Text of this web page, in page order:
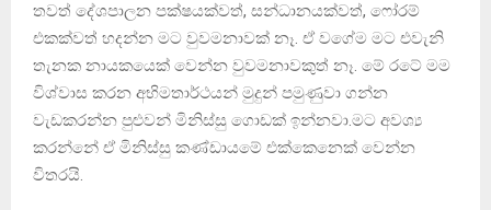
තවත් දේශපාලන පක්ෂයක්වත්, සන්ධානයක්වත්, ෆෝරම්
එකක්වත් හදන්න මට වුවමනාවක් නෑ. ඒ වගේම මට එවැනි
තැනක නායකයෙක් වෙන්න වුවමනාවකුත් නෑ. මේ රටේ මම
විශ්වාස කරන අභිමතාර්ථයන් මුදුන් පමුණුවා ගන්න
වැඩකරන්න පුළුවන් මිනිස්සු ​ගොඩක් ඉන්නවා.මට අවශ්‍ය
කරන්නේ ඒ මිනිස්සු කණ්ඩායමේ එක්කෙනෙක් වෙන්න
විතරයි.